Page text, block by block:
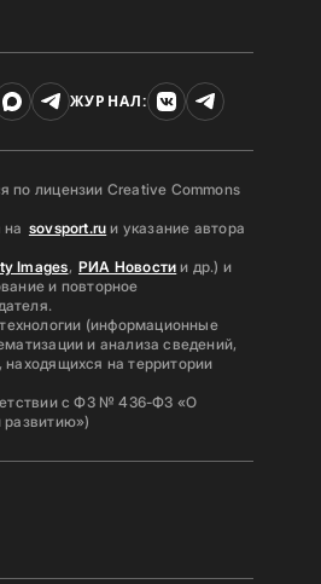
ЖУРНАЛ:
по лицензии Creative Commons
на sovsport.ru и указание автора
Images, РИА Новости и др.) и
и повторное
(информационные
и анализа сведений,
на территории
с ФЗ № 436-ФЗ «О